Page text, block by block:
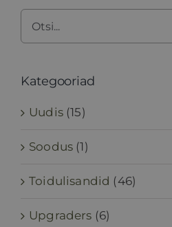
Kategooriad
Uudis (15)
Soodus (1)
Toidulisandid (46)
Upgraders (6)